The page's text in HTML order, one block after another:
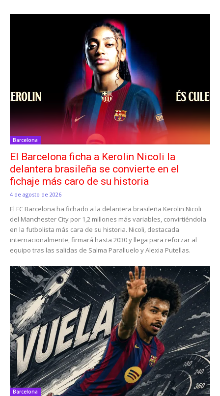
Barcelona
El Barcelona ficha a Kerolin Nicoli la
delantera brasileña se convierte en el
fichaje más caro de su historia
4 de agosto de 2026
El FC Barcelona ha fichado a la delantera brasileña Kerolin Nicoli
del Manchester City por 1,2 millones más variables, convirtiéndola
en la futbolista más cara de su historia. Nicoli, destacada
internacionalmente, firmará hasta 2030 y llega para reforzar al
equipo tras las salidas de Salma Paralluelo y Alexia Putellas.
Barcelona